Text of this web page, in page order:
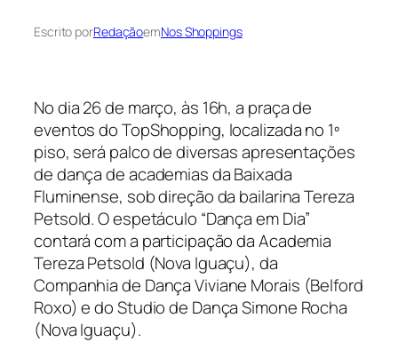
Escrito porRedaçãoemNos Shoppings
No dia 26 de março, às 16h, a praça de
eventos do TopShopping, localizada no 1º
piso, será palco de diversas apresentações
de dança de academias da Baixada
Fluminense, sob direção da bailarina Tereza
Petsold. O espetáculo “Dança em Dia”
contará com a participação da Academia
Tereza Petsold (Nova Iguaçu), da
Companhia de Dança Viviane Morais (Belford
Roxo) e do Studio de Dança Simone Rocha
(Nova Iguaçu).